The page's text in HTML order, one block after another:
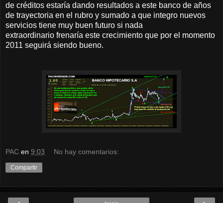
de créditos estaría dando resultados a este banco de años
de trayectoria en el rubro y sumado a que integro nuevos
servicios tiene muy buen futuro si nada
extraordinario frenaría este crecimiento que por el momento
2011 seguirá siendo bueno.
PAC en 9:03 No hay comentarios:
Compartir